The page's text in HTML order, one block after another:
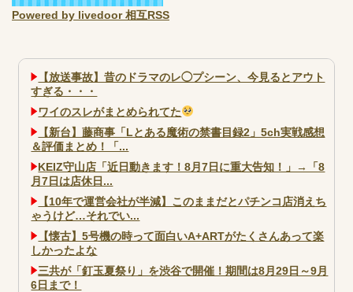
Powered by livedoor 相互RSS
【放送事故】昔のドラマのレ◯プシーン、今見るとアウト
すぎる・・・
ワイのスレがまとめられてた
【新台】藤商事「Lとある魔術の禁書目録2」5ch実戦感想
＆評価まとめ！「...
KEIZ守山店「近日動きます！8月7日に重大告知！」→「8
月7日は店休日...
【10年で運営会社が半減】このままだとパチンコ店消えち
ゃうけど…それでい...
【懐古】5号機の時って面白いA+ARTがたくさんあって楽
しかったよな
三共が「釘玉夏祭り」を渋谷で開催！期間は8月29日～9月
6日まで！